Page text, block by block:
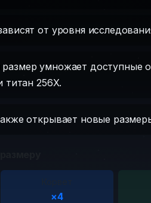
от уровня
умножает доступные
титан 256X.
открывает новые
×4